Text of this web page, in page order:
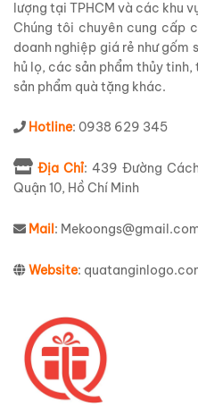
lượng tại TPHCM và các khu
Chúng tôi chuyên cung cấp
doanh nghiệp giá rẻ như gốm
hủ lọ, các sản phẩm thủy
sản phẩm quà tặng khác.
Hotline: 0938 629 345
Địa Chỉ: 439 Đường
Quận 10, Hồ Chí Minh
Mail:
Website: